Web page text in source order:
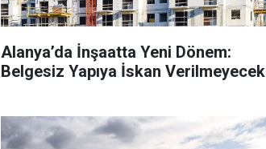
Alanya’da İnşaatta Yeni Dönem:
Belgesiz Yapıya İskan Verilmeyecek